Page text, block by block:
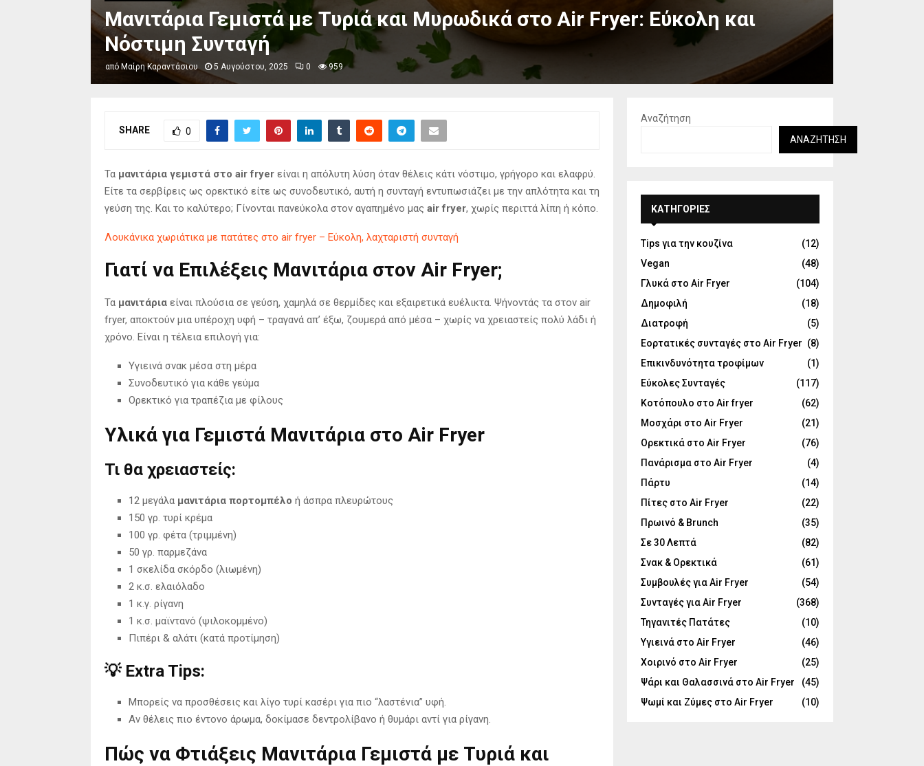
Μανιτάρια Γεμιστά με Τυριά και Μυρωδικά στο Air Fryer: Εύκολη και
Νόστιμη Συνταγή
από Μαίρη Καραντάσιου 5 Αυγούστου, 2025 0 959
SHARE 0
Τα μανιτάρια γεμιστά στο air fryer είναι η απόλυτη λύση όταν θέλεις κάτι νόστιμο, γρήγορο και ελαφρύ.
Είτε τα σερβίρεις ως ορεκτικό είτε ως συνοδευτικό, αυτή η συνταγή εντυπωσιάζει με την απλότητα και τη
γεύση της. Και το καλύτερο; Γίνονται πανεύκολα στον αγαπημένο μας air fryer, χωρίς περιττά λίπη ή κόπο.
Λουκάνικα χωριάτικα με πατάτες στο air fryer – Εύκολη, λαχταριστή συνταγή
Γιατί να Επιλέξεις Μανιτάρια στον Air Fryer;
Τα μανιτάρια είναι πλούσια σε γεύση, χαμηλά σε θερμίδες και εξαιρετικά ευέλικτα. Ψήνοντάς τα στον air
fryer, αποκτούν μια υπέροχη υφή – τραγανά απ’ έξω, ζουμερά από μέσα – χωρίς να χρειαστείς πολύ λάδι ή
χρόνο. Είναι η τέλεια επιλογή για:
Υγιεινά σνακ μέσα στη μέρα
Συνοδευτικό για κάθε γεύμα
Ορεκτικό για τραπέζια με φίλους
Υλικά για Γεμιστά Μανιτάρια στο Air Fryer
Τι θα χρειαστείς:
12 μεγάλα μανιτάρια πορτομπέλο ή άσπρα πλευρώτους
150 γρ. τυρί κρέμα
100 γρ. φέτα (τριμμένη)
50 γρ. παρμεζάνα
1 σκελίδα σκόρδο (λιωμένη)
2 κ.σ. ελαιόλαδο
1 κ.γ. ρίγανη
1 κ.σ. μαϊντανό (ψιλοκομμένο)
Πιπέρι & αλάτι (κατά προτίμηση)
💡 Extra Tips:
Μπορείς να προσθέσεις και λίγο τυρί κασέρι για πιο “λαστένια” υφή.
Αν θέλεις πιο έντονο άρωμα, δοκίμασε δεντρολίβανο ή θυμάρι αντί για ρίγανη.
Πώς να Φτιάξεις Μανιτάρια Γεμιστά με Τυριά και
Αναζήτηση
ΑΝΑΖΉΤΗΣΗ
KΑΤΗΓΟΡΊΕΣ
Tips για την κουζίνα
(12)
Vegan
(48)
Γλυκά στο Air Fryer
(104)
Δημοφιλή
(18)
Διατροφή
(5)
Εορτατικές συνταγές στο Air Fryer (8)
Επικινδυνότητα τροφίμων
(1)
Εύκολες Συνταγές
(117)
Κοτόπουλο στο Air fryer
(62)
Μοσχάρι στο Air Fryer
(21)
Ορεκτικά στο Air Fryer
(76)
Πανάρισμα στο Air Fryer
(4)
Πάρτυ
(14)
Πίτες στο Air Fryer
(22)
Πρωινό & Brunch
(35)
Σε 30 Λεπτά
(82)
Σνακ & Ορεκτικά
(61)
Συμβουλές για Air Fryer
(54)
Συνταγές για Air Fryer
(368)
Τηγανιτές Πατάτες
(10)
Υγιεινά στο Air Fryer
(46)
Χοιρινό στο Air Fryer
(25)
Ψάρι και Θαλασσινά στο Air Fryer
(45)
Ψωμί και Ζύμες στο Air Fryer
(10)